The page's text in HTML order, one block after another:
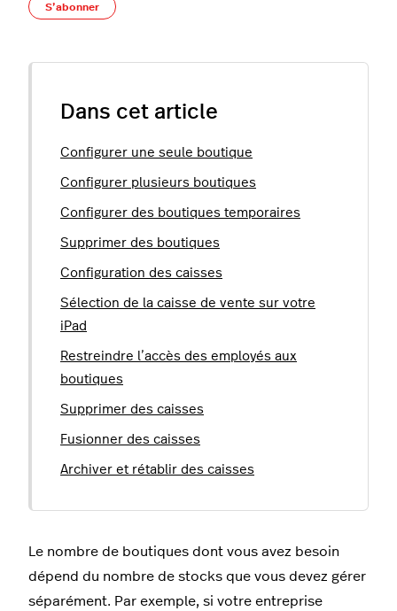
S’abonner
Dans cet article
Configurer une seule boutique
Configurer plusieurs boutiques
Configurer des boutiques temporaires
Supprimer des boutiques
Configuration des caisses
Sélection de la caisse de vente sur votre
iPad
Restreindre l’accès des employés aux
boutiques
Supprimer des caisses
Fusionner des caisses
Archiver et rétablir des caisses
Le nombre de boutiques dont vous avez besoin
dépend du nombre de stocks que vous devez gérer
séparément. Par exemple, si votre entreprise